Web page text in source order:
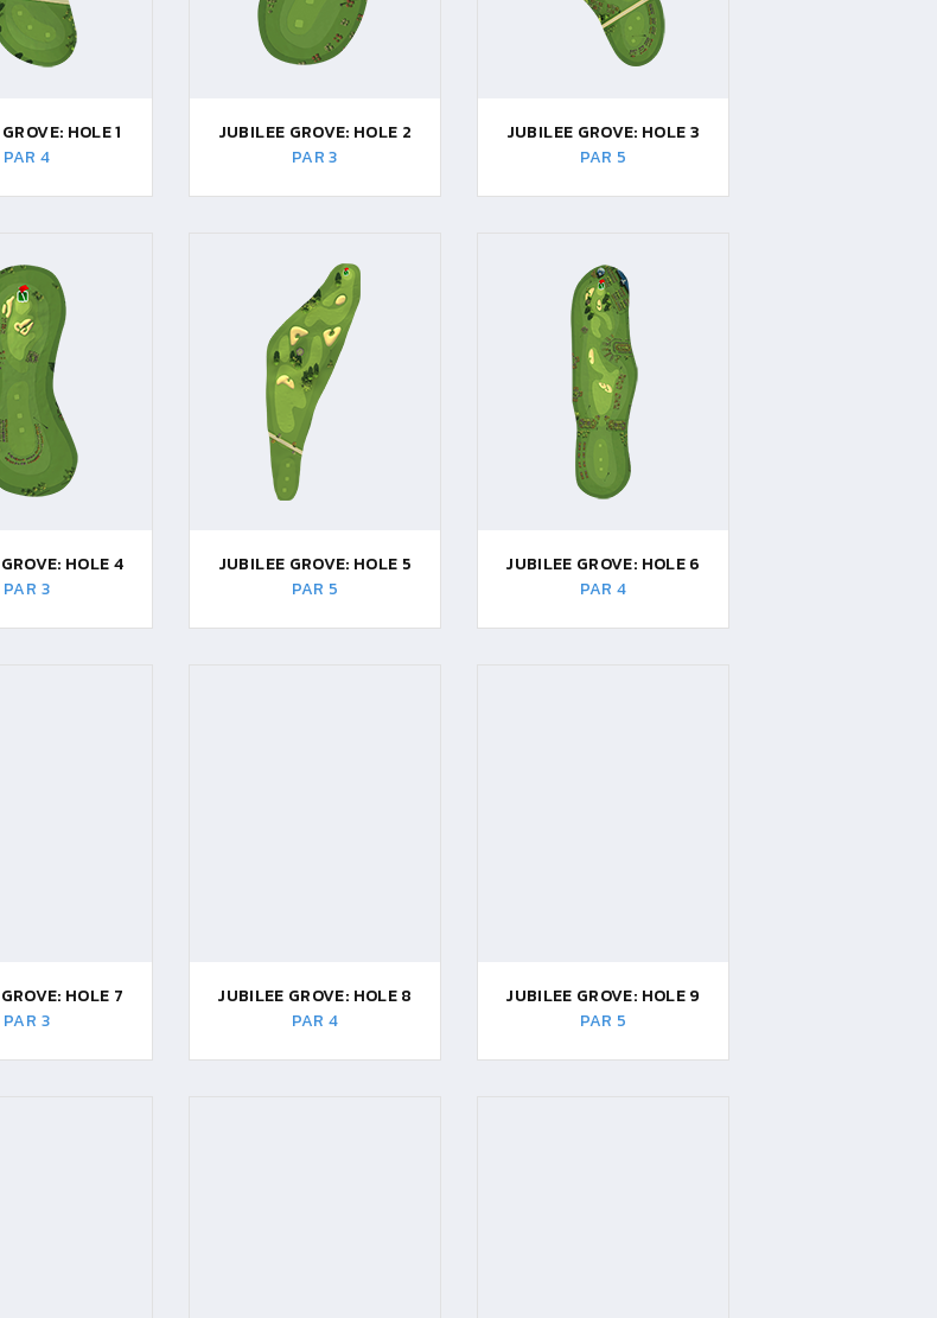
HOLE 1
PAR 4
JUBILEE GROVE: HOLE 2
PAR 3
JUBILEE GROVE: HOLE 3
PAR 5
HOLE 4
PAR 3
JUBILEE GROVE: HOLE 5
PAR 5
JUBILEE GROVE: HOLE 6
PAR 4
HOLE 7
PAR 3
JUBILEE GROVE: HOLE 8
PAR 4
JUBILEE GROVE: HOLE 9
PAR 5